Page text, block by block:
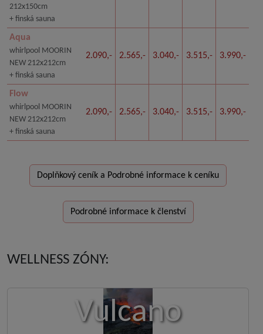
212x150cm
+ finská sauna
Aqua
whirlpool MOORIN
NEW 212x212cm
+ finská sauna
2.090,- 2.565,- 3.040,- 3.515,- 3.990,-
Flow
whirlpool MOORIN
NEW 212x212cm
+ finská sauna
2.090,- 2.565,- 3.040,- 3.515,- 3.990,-
Doplňkový ceník a Podrobné informace k ceníku
Podrobné informace k členství
WELLNESS ZÓNY:
Vulcano